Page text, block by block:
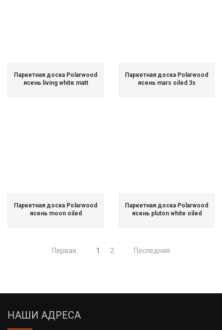
Паркетная доска Polarwood
ясень living white matt
Паркетная доска Polarwood
ясень mars oiled 3s
Паркетная доска Polarwood
ясень moon oiled
Паркетная доска Polarwood
ясень pluton white oiled
Первая 1 2 Последняя
НАШИ АДРЕСА